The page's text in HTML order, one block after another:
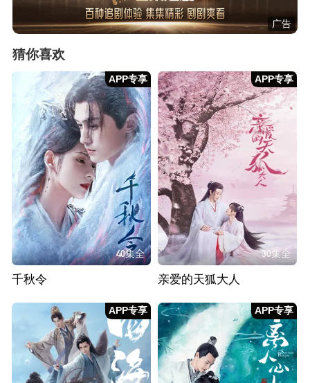
广告
猜你喜欢
APP专享
40集全
千秋令
APP专享
30集全
亲爱的天狐大人
APP专享 APP专享